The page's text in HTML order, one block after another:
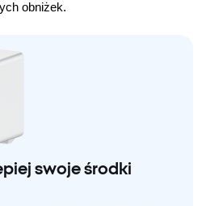
obniżek.
swoje środki